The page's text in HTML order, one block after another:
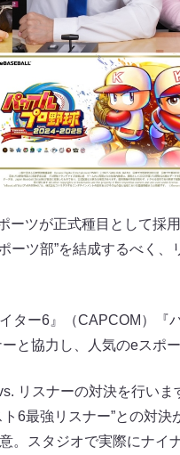
ーツが正式種目として採
ーツ部”を結成するべく
ター6』（CAPCOM）『
と協力し、人気のeスポ
リスナーの対決を行い
6最強リスナー”との対
。スタジオで実際にナイ